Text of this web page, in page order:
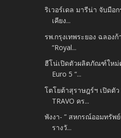
ริเวอร์เดล มารีน่า จับมือ
เคียง...
รพ.กรุงเทพระยอง ฉลอง
“Royal...
ฮีโน่เปิดตัวผลิตภัณฑ์ใหม่
Euro 5 “...
โตโยต้าสุราษฎร์ฯ เปิดตั
TRAVO คร...
พังงา- ” สหกรณ์ออมทรัพ
รางวั...